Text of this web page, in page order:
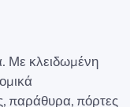
Με κλειδωμένη
παράθυρα, πόρτες